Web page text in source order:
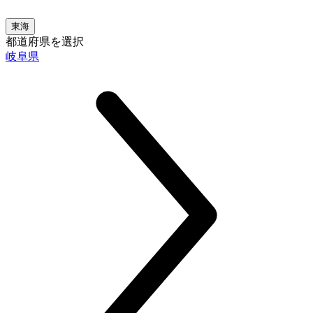
東海
都道府県を選択
岐阜県